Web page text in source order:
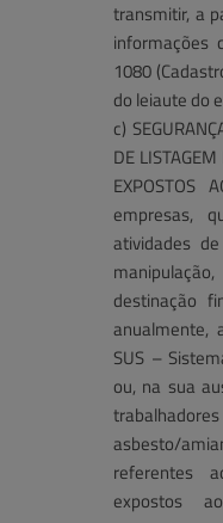
transmitir, a
informações
1080
do leiaute do
c)
DE
EXPOSTOS
empresas,
atividades
destinação
anualmente,
SUS –
ou, na sua
asbesto/
referentes
expostos